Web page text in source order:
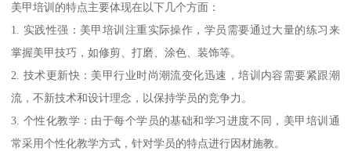
美甲培训的特点主要体现在以下几个方面：
1. 实践性强：美甲培训注重实际操作，学员需要通过大量的练习来
掌握美甲技巧，如修剪、打磨、涂色、装饰等。
2. 技术更新快：美甲行业时尚潮流变化迅速，培训内容需要紧跟潮
流，不新技术和设计理念，以保持学员的竞争力。
3. 个性化教学：由于每个学员的基础和学习进度不同，美甲培训通
常采用个性化教学方式，针对学员的特点进行因材施教。